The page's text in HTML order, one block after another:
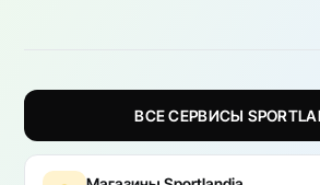
ВСЕ СЕРВИСЫ